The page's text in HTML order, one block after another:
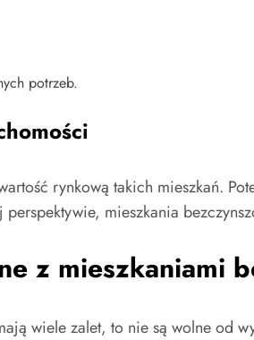
potrzeb.
rynkową takich mieszkań.
mieszkania
z mieszkaniami
wiele zalet, to nie są wolne od